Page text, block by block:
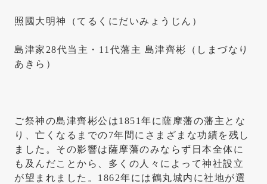
照國大明神（てるくにだいみょうじん）
島津家28代当主・11代藩主 島津齊彬（しまづなり
あきら）
ご祭神の島津齊彬公は1851年に薩摩藩の藩主とな
り、亡くなるまでの7年間にさまざまな功績を残し
ました。その影響は薩摩藩のみならず日本全体に
も及んだことから、多くの人々によって神社設立
が望まれました。1862年には鶴丸城内に社地が選